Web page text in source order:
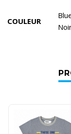
COULEUR